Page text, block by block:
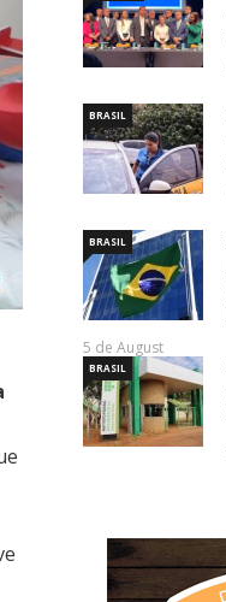
BRASIL
BRASIL
5 de August
BRASIL